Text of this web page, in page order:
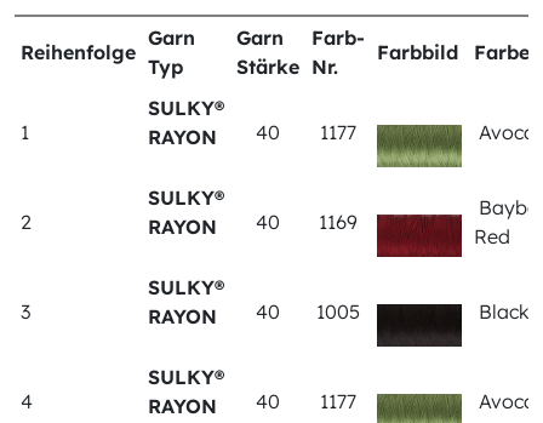
Reihenfolge
Garn
Typ
Garn
Stärke
Farb-
Nr.
Farbbild Farbe
1
SULKY®
RAYON
40 1177
2
SULKY®
RAYON
40 1169
Red
3
SULKY®
RAYON
40 1005 Black
4
SULKY®
RAYON
40 1177